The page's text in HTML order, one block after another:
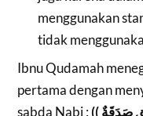
menggunakan
tidak
Ibnu Qudamah
pertama dengan
sabda Nabi :((صَدَقَةٌ